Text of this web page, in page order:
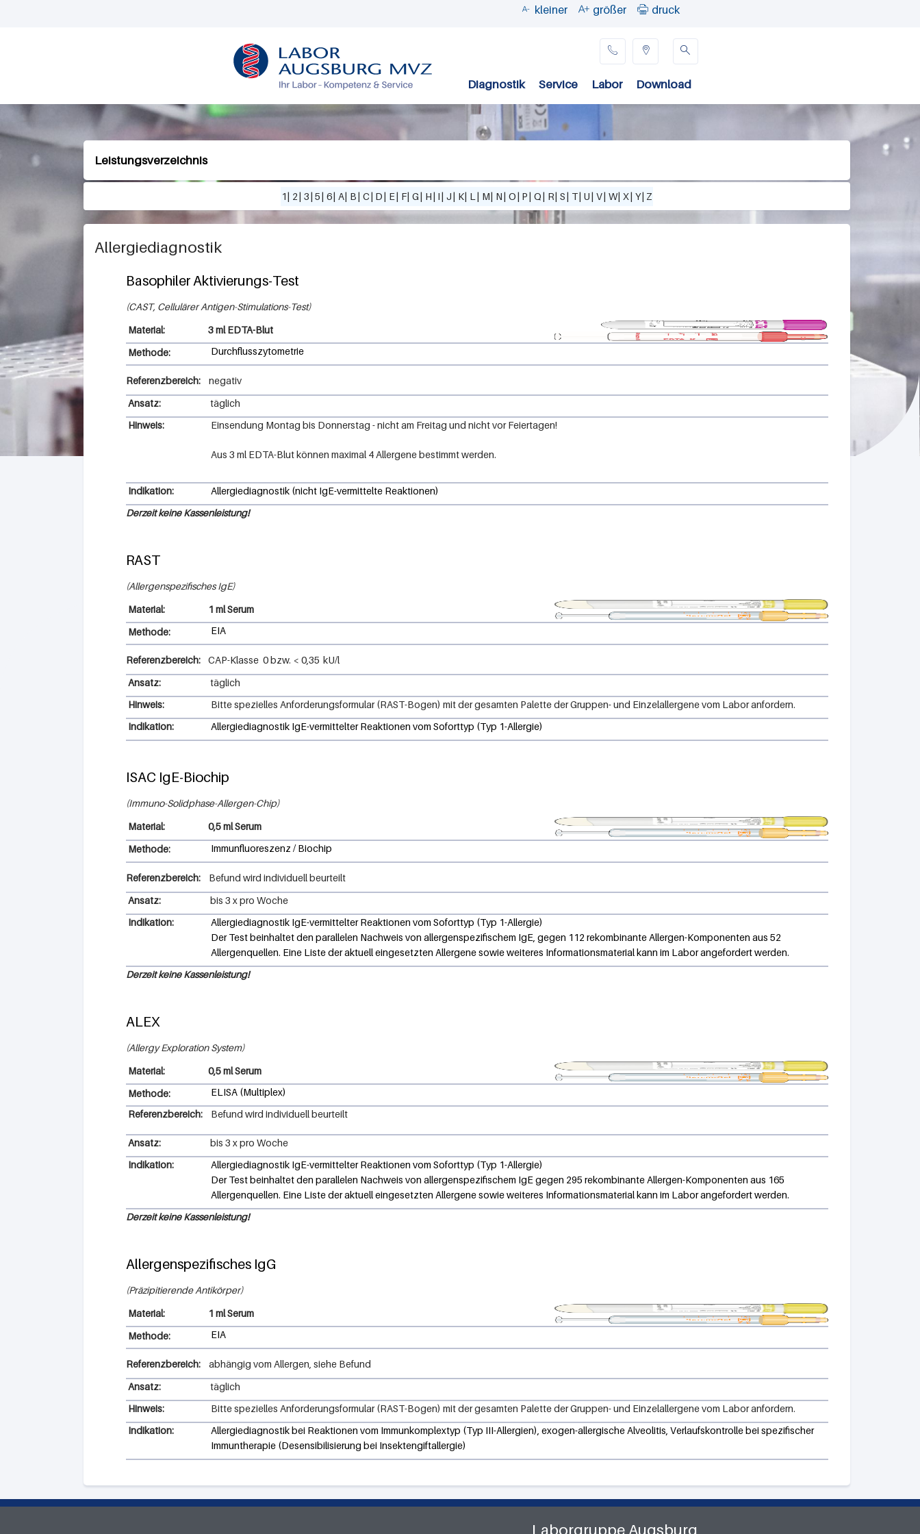
 kleiner  größer  druck
O

Diagnostik Service Labor Download
 
Leistungsverzeichnis
1| 2| 3| 5| 6| A| B| C| D| E| F| G| H| I| J| K| L | M| N| O| P| Q| R| S| T| U| V| W| X| Y| Z
Allergiediagnostik
Basophiler Aktivierungs-Test
CAST, Cellulärer Antigen-Stimulations-Test
3 ml EDTA-Blut
Methode:
Durchflusszytometrie
Referenzbereich:
negativ
Ansatz:
täglich
Hinweis:
Einsendung Montag bis Donnerstag - nicht am Freitag und nicht vor Feiertagen!
Aus 3 ml EDTA-Blut können maximal 4 Allergene bestimmt werden.
Indikation:
Allergiediagnostik (nicht IgE-vermittelte Reaktionen)
Derzeit keine Kassenleistung!
RAST
Allergenspezifisches IgE
1 ml Serum
Methode:
EIA
Referenzbereich: CAP-Klasse 0bzw. < 0,35 kU/l
Ansatz:
täglich
Hinweis:
Bitte spezielles Anforderungsformular (RAST-Bogen) mit der gesamten Palette der Gruppen- und Einzelallergene vom Labor anfordern.
Indikation:
Allergiediagnostik IgE-vermittelter Reaktionen vom Soforttyp (Typ 1-Allergie)
ISAC IgE-Biochip
Immuno-Solidphase-Allergen-Chip
0,5 ml Serum
Methode:
Immunfluoreszenz / Biochip
Referenzbereich:
Befund wird individuell beurteilt
Ansatz:
bis 3 x pro Woche
Indikation:
Allergiediagnostik IgE-vermittelter Reaktionen vom Soforttyp (Typ 1-Allergie)
Der Test beinhaltet den parallelen Nachweis von allergenspezifischem IgE, gegen 112 rekombinante Allergen-Komponenten aus 52
Allergenquellen. Eine Liste der aktuell eingesetzten Allergene sowie weiteres Informationsmaterial kann im Labor angefordert werden.
Derzeit keine Kassenleistung!
ALEX
Allergy Exploration System
0,5 ml Serum
Methode:
ELISA (Multiplex)
Referenzbereich:
Befund wird individuell beurteilt
Ansatz:
bis 3 x pro Woche
Indikation:
Allergiediagnostik IgE-vermittelter Reaktionen vom Soforttyp (Typ 1-Allergie)
Der Test beinhaltet den parallelen Nachweis von allergenspezifischem IgE gegen 295 rekombinante Allergen-Komponenten aus 165
Allergenquellen. Eine Liste der aktuell eingesetzten Allergene sowie weiteres Informationsmaterial kann im Labor angefordert werden.
Derzeit keine Kassenleistung!
Allergenspezifisches IgG
Präzipitierende Antikörper
1 ml Serum
Methode:
EIA
Referenzbereich:
abhängig vom Allergen, siehe Befund
Ansatz:
täglich
Hinweis:
Bitte spezielles Anforderungsformular (RAST-Bogen) mit der gesamten Palette der Gruppen- und Einzelallergene vom Labor anfordern.
Indikation:
Allergiediagnostik bei Reaktionen vom Immunkomplextyp (Typ III-Allergien), exogen-allergische Alveolitis, Verlaufskontrolle bei spezifischer
Immuntherapie (Desensibilisierung bei Insektengiftallergie)
Laborgruppe Augsburg